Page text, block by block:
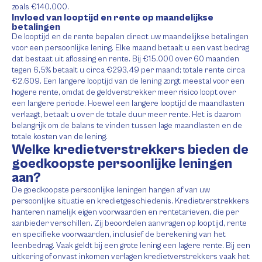
zoals €140.000.
Invloed van looptijd en rente op maandelijkse
betalingen
De looptijd en de rente bepalen direct uw maandelijkse betalingen
voor een persoonlijke lening. Elke maand betaalt u een vast bedrag
dat bestaat uit aflossing en rente. Bij €15.000 over 60 maanden
tegen 6,5% betaalt u circa €293,49 per maand; totale rente circa
€2.609. Een langere looptijd van de lening zorgt meestal voor een
hogere rente, omdat de geldverstrekker meer risico loopt over
een langere periode. Hoewel een langere looptijd de maandlasten
verlaagt, betaalt u over de totale duur meer rente. Het is daarom
belangrijk om de balans te vinden tussen lage maandlasten en de
totale kosten van de lening.
Welke kredietverstrekkers bieden de
goedkoopste persoonlijke leningen
aan?
De goedkoopste persoonlijke leningen hangen af van uw
persoonlijke situatie en kredietgeschiedenis. Kredietverstrekkers
hanteren namelijk eigen voorwaarden en rentetarieven, die per
aanbieder verschillen. Zij beoordelen aanvragen op looptijd, rente
en specifieke voorwaarden, inclusief de berekening van het
leenbedrag. Vaak geldt bij een grote lening een lagere rente. Bij een
uitkering of onvast inkomen verlagen kredietverstrekkers vaak het